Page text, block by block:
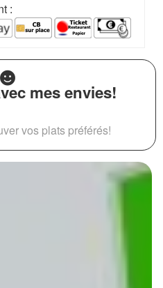
:
mes envies!
vos plats préférés!